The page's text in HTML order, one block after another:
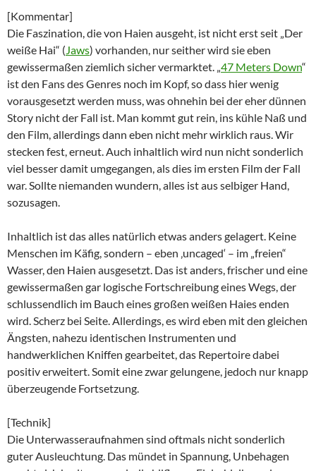
[Kommentar]
Die Faszination, die von Haien ausgeht, ist nicht erst seit „Der
weiße Hai“ ( Jaws) vorhanden, nur seither wird sie eben
gewissermaßen ziemlich sicher vermarktet. „ 47 Meters Down“
ist den Fans des Genres noch im Kopf, so dass hier wenig
vorausgesetzt werden muss, was ohnehin bei der eher dünnen
Story nicht der Fall ist. Man kommt gut rein, ins kühle Naß und
den Film, allerdings dann eben nicht mehr wirklich raus. Wir
stecken fest, erneut. Auch inhaltlich wird nun nicht sonderlich
viel besser damit umgegangen, als dies im ersten Film der Fall
war. Sollte niemanden wundern, alles ist aus selbiger Hand,
sozusagen.
Inhaltlich ist das alles natürlich etwas anders gelagert. Keine
Menschen im Käfig, sondern – eben ‚uncaged‘ – im „freien“
Wasser, den Haien ausgesetzt. Das ist anders, frischer und eine
gewissermaßen gar logische Fortschreibung eines Wegs, der
schlussendlich im Bauch eines großen weißen Haies enden
wird. Scherz bei Seite. Allerdings, es wird eben mit den gleichen
Ängsten, nahezu identischen Instrumenten und
handwerklichen Kniffen gearbeitet, das Repertoire dabei
positiv erweitert. Somit eine zwar gelungene, jedoch nur knapp
überzeugende Fortsetzung.
[Technik]
Die Unterwasseraufnahmen sind oftmals nicht sonderlich
guter Ausleuchtung. Das mündet in Spannung, Unbehagen